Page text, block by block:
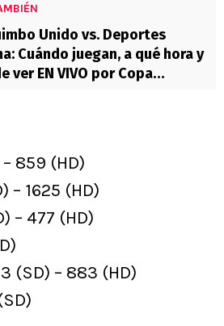
Unido vs. Deportes
Cuándo juegan, a qué hora y
ver EN VIVO por Copa
859 (HD)
– 1625 (HD)
– 477 (HD)
(SD) – 883 (HD)